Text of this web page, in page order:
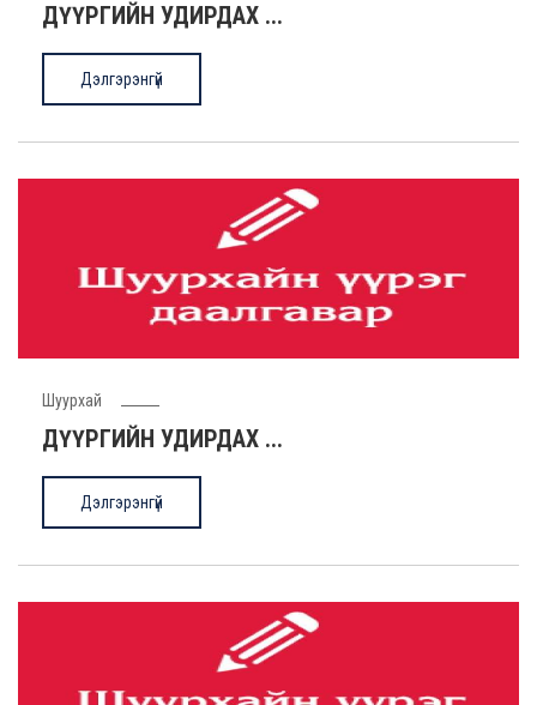
ДҮҮРГИЙН УДИРДАХ ...
Дэлгэрэнгүй
Шуурхай
ДҮҮРГИЙН УДИРДАХ ...
Дэлгэрэнгүй
Smart water kiosk...
Diplomats and int...
Diplomats and international organiza..